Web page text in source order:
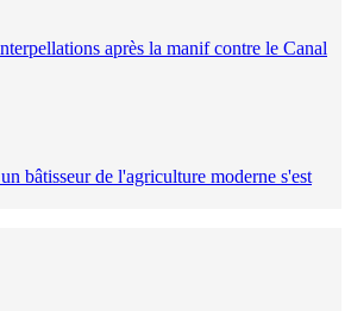
après la manif contre le Canal
bâtisseur de l'agriculture moderne s'est